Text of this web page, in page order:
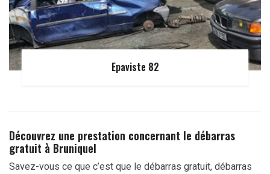
Epaviste 82
Découvrez une prestation concernant le débarras
gratuit à Bruniquel
Savez-vous ce que c’est que le débarras gratuit, débarras